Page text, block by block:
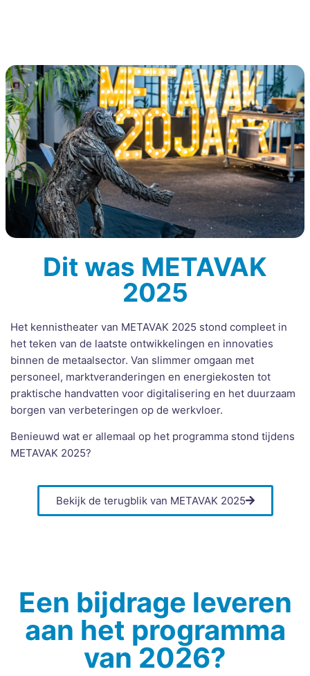
Dit was METAVAK
2025
Het kennistheater van METAVAK 2025 stond compleet in
het teken van de laatste ontwikkelingen en innovaties
binnen de metaalsector. Van slimmer omgaan met
personeel, marktveranderingen en energiekosten tot
praktische handvatten voor digitalisering en het duurzaam
borgen van verbeteringen op de werkvloer.
Benieuwd wat er allemaal op het programma stond tijdens
METAVAK 2025?
Bekijk de terugblik van METAVAK 2025
Een bijdrage leveren
aan het programma
van 2026?